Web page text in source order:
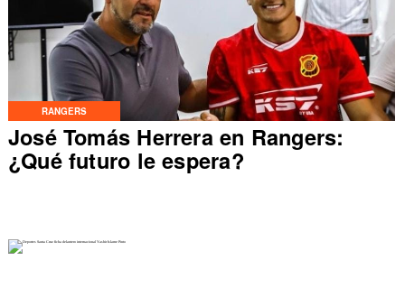
RANGERS
José Tomás Herrera en Rangers:
¿Qué futuro le espera?